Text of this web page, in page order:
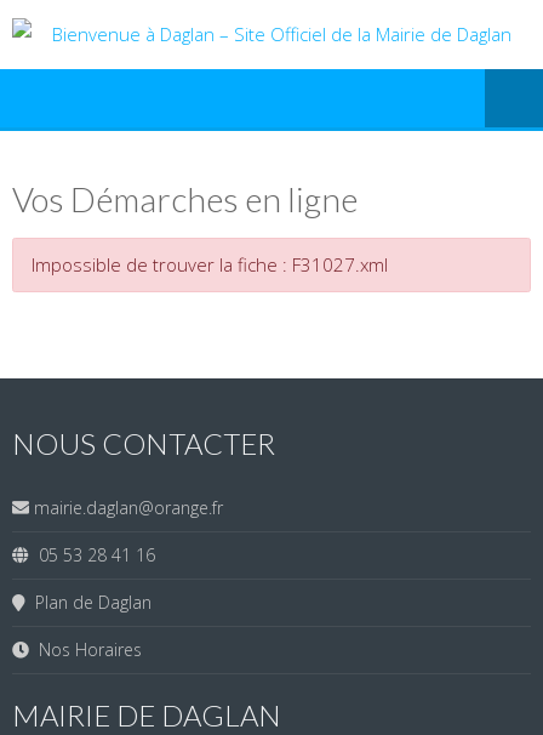
Vos Démarches en ligne
Impossible de trouver la fiche : F31027.xml
NOUS CONTACTER
mairie.daglan@orange.fr
05 53 28 41 16
Plan de Daglan
Nos Horaires
MAIRIE DE DAGLAN